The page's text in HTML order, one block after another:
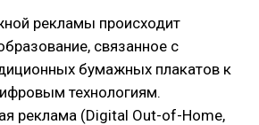
рекламы происходит
связанное с
бумажных плакатов к
технологиям.
реклама (Digital Out-of-Home,